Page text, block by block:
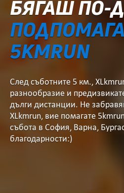
БЯГАШ ПО-
5KMRUN
След съботните 5 км.,
разнообразие и
дълги дистанции. Не
XLkmrun, вие помагате
събота в София, Варна,
благодарности:)